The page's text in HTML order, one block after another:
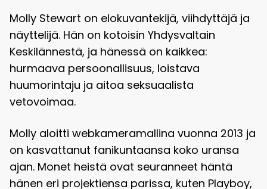
Molly Stewart on elokuvantekijä, viihdyttäjä ja
näyttelijä. Hän on kotoisin Yhdysvaltain
Keskilännestä, ja hänessä on kaikkea:
hurmaava persoonallisuus, loistava
huumorintaju ja aitoa seksuaalista
vetovoimaa.
Molly aloitti webkameramallina vuonna 2013 ja
on kasvattanut fanikuntaansa koko uransa
ajan. Monet heistä ovat seuranneet häntä
hänen eri projektiensa parissa, kuten Playboy,